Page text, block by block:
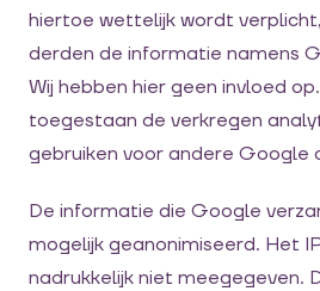
hiertoe wettelijk wordt
derden de informatie namens
Wij hebben hier geen invloed
toegestaan de verkregen
gebruiken voor andere Google
De informatie die Google
mogelijk geanonimiseerd. Het
nadrukkelijk niet meegegeven.